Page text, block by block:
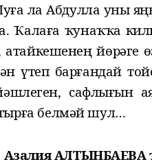
ла Абдулла уны
Ҡалаға ҡунаҡҡа
атайкешенең йөрәге
үтеп барғандай
сафлығын
белмәй шул…
Азалия АЛТЫНБАЕВА